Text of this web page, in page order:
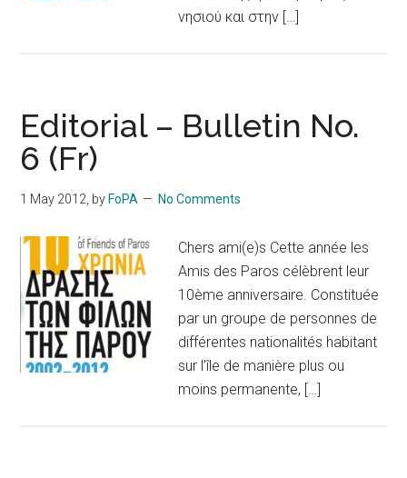
νησιού και στην […]
Editorial – Bulletin No.
6 (Fr)
1 May 2012, by FoPA No Comments
Chers ami(e)s Cette année les
Amis des Paros célèbrent leur
10ème anniversaire. Constituée
par un groupe de personnes de
différentes nationalités habitant
sur l’île de manière plus ou
moins permanente, […]